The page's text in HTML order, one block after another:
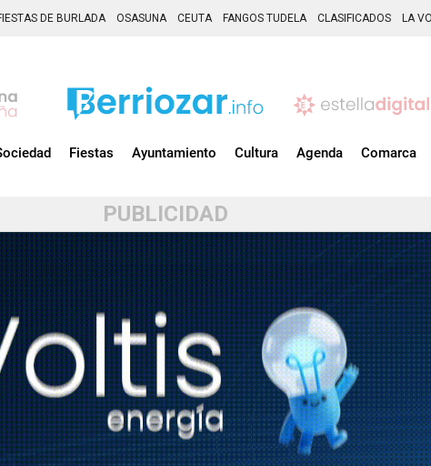
DE BURLADA OSASUNA CEUTA FANGOS TUDELA CLASIFICADOS LA
Fiestas Ayuntamiento Cultura Agenda Comarca
PUBLICIDAD